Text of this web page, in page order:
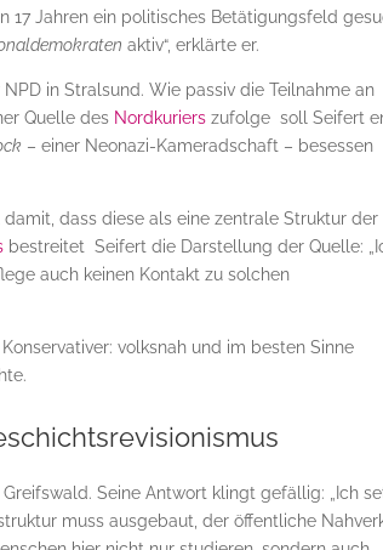
17 Jahren ein politisches Betätigungsfeld
aktiv“, erklärte er.
in Stralsund. Wie passiv die Teilnahme an
Quelle des Nordkuriers zufolge soll Seifert
– einer Neonazi-Kameradschaft – besessen
dass diese als eine zentrale Struktur der
bestreitet Seifert die Darstellung der Quelle:
auch keinen Kontakt zu solchen
volksnah und im besten Sinne
Seine Antwort klingt gefällig: „Ich
muss ausgebaut, der öffentliche